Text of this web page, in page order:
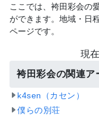
ここでは、袴田彩会の
ができます。地域・日
ページです。
現
袴田彩会の関連ア
k4sen（カセン）
僕らの別荘